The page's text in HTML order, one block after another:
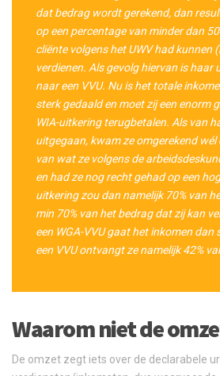
dat bedrag wordt gerekend, dan
op een percentage van minder dan
cliënte volgens het UWV had kunnen
verdienen. Als gevolg hiervan is haar
naar een VVU. Nu is het totale
sterk gedaald en moet zij een enorm
WIA-uitkering terugbetalen. Als van
uitgegaan, kwam ze omgerekend wél
van wat ze volgens de
en had ze nog recht gehad op een
uitkering zou dan namelijk 70% van
min 70% van het bedrag dat zij kan
een WGA-VVU gaat het inkomen dan
een VVU ontvangt ze namelijk 42%
Waarom niet de
De omzet zegt iets over de declarabele